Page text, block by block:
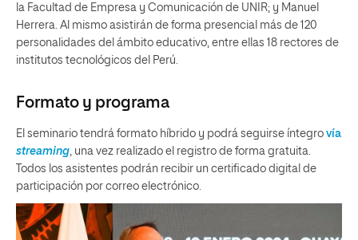
la Facultad de Empresa y Comunicación de UNIR; y Manuel
Herrera. Al mismo asistirán de forma presencial más de 120
personalidades del ámbito educativo, entre ellas 18 rectores de
institutos tecnológicos del Perú.
Formato y programa
El seminario tendrá formato híbrido y podrá seguirse íntegro vía
streaming , una vez realizado el registro de forma gratuita.
Todos los asistentes podrán recibir un certificado digital de
participación por correo electrónico.